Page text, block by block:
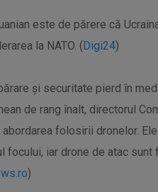
este de părere că
la NATO. (Digi24)
şi securitate pierd în
de rang înalt, directorul
folosirii dronelor.
focului, iar drone de atac
)